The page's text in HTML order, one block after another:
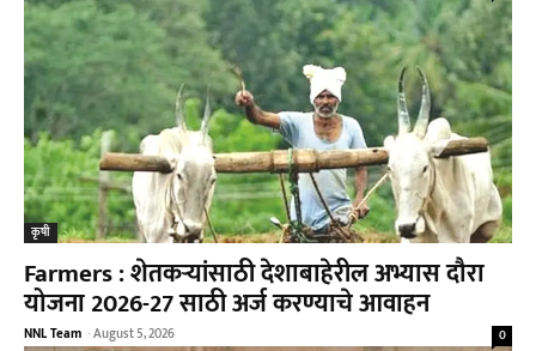
कृषी
Farmers : शेतकऱ्यांसाठी देशाबाहेरील अभ्यास दौरा
योजना 2026-27 साठी अर्ज करण्याचे आवाहन
NNL Team -August 5, 2026 0